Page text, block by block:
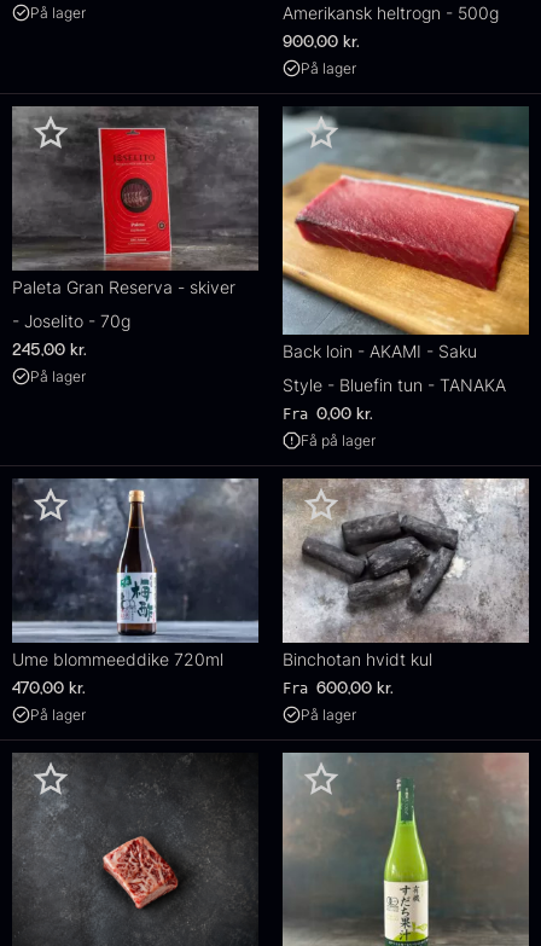
På lager
Amerikansk heltrogn - 500g
900,00 kr.
På lager
Paleta Gran Reserva - skiver
- Joselito - 70g
245,00 kr.
På lager
Back loin - AKAMI - Saku
Style - Bluefin tun - TANAKA
Fra 0,00 kr.
Få på lager
Ume blommeeddike 720ml
470,00 kr.
På lager
Binchotan hvidt kul
Fra 600,00 kr.
På lager